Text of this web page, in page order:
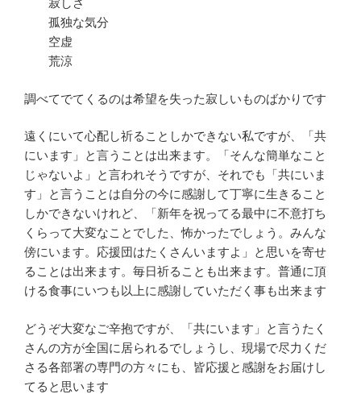
寂しさ
孤独な気分
空虚
荒涼
調べてでてくるのは希望を失った寂しいものばかりです
遠くにいて心配し祈ることしかできない私ですが、「共
にいます」と言うことは出来ます。「そんな簡単なこと
じゃないよ」と言われそうですが、それでも「共にいま
す」と言うことは自分の今に感謝して丁寧に生きること
しかできないけれど、「新年を祝ってる最中に不意打ち
くらって大変なことでした、怖かったでしょう。みんな
傍にいます。応援団はたくさんいますよ」と思いを寄せ
ることは出来ます。毎日祈ることも出来ます。普通に頂
ける食事にいつも以上に感謝していただく事も出来ます
どうぞ大変なご辛抱ですが、「共にいます」と言うたく
さんの方が全国に居られるでしょうし、現場で尽力くだ
さる各部署の専門の方々にも、皆応援と感謝をお届けし
てると思います